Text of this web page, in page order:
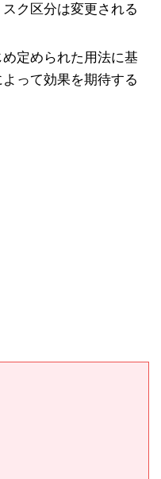
ク区分は変更される
定められた用法に基
って効果を期待する